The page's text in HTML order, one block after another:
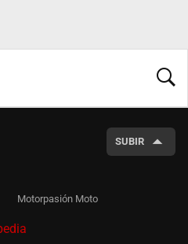
SUBIR
Motorpasión Moto